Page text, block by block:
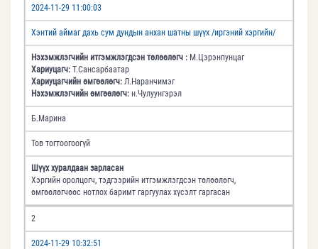
2024-11-29 11:00:03
Хэнтий аймаг дахь сум дундын анхан шатны шүүх /иргэний хэргийн/
Нэхэмжлэгчийн итгэмжлэгдсэн төлөөлөгч : М.Цэрэнпунцаг
Хариуцагч: Т.Сансарбаатар
Хариуцагчийн өмгөөлөгч: Л.Наранчимэг
Нэхэмжлэгчийн өмгөөлөгч: н.Чулуунгэрэл
Б.Марина
Тов тогтоогоогүй
Шүүх хуралдаан зарласан
Хэргийн оролцогч, тэдгээрийн итгэмжлэгдсэн төлөөлөгч,
өмгөөлөгчөөс нотлох баримт гаргуулах хүсэлт гаргасан
2
2024-11-29 10:32:51